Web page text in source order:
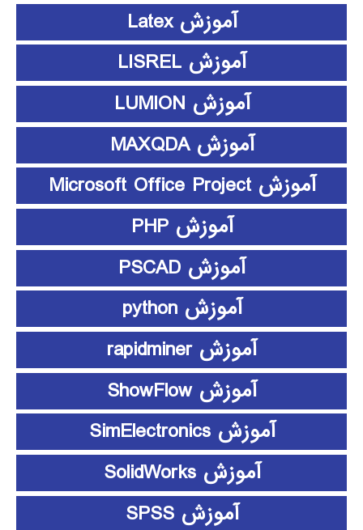
آموزش Latex
آموزش LISREL
آموزش LUMION
آموزش MAXQDA
آموزش Microsoft Office Project
آموزش PHP
آموزش PSCAD
آموزش python
آموزش rapidminer
آموزش ShowFlow
آموزش SimElectronics
آموزش SolidWorks
آموزش SPSS